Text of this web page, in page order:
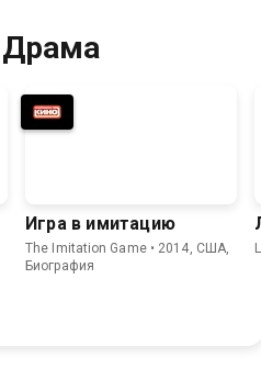
Игра в имитацию
The Imitation Game • 2014, США,
Биография